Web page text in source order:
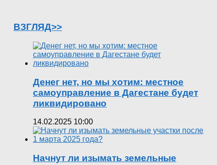
ВЗГЛЯД>>
Денег нет, но мы хотим: местное
самоуправление в Дагестане будет
ликвидировано
14.02.2025 10:00
Начнут ли изымать земельные